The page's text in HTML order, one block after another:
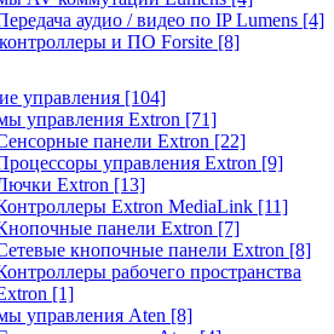
аудио / видео по IP Lumens [4]
и ПО Forsite [8]
управления [104]
управления Extron [71]
панели Extron [22]
управления Extron [9]
Extron [13]
Extron MediaLink [11]
панели Extron [7]
кнопочные панели Extron [8]
рабочего пространства
[1]
управления Aten [8]